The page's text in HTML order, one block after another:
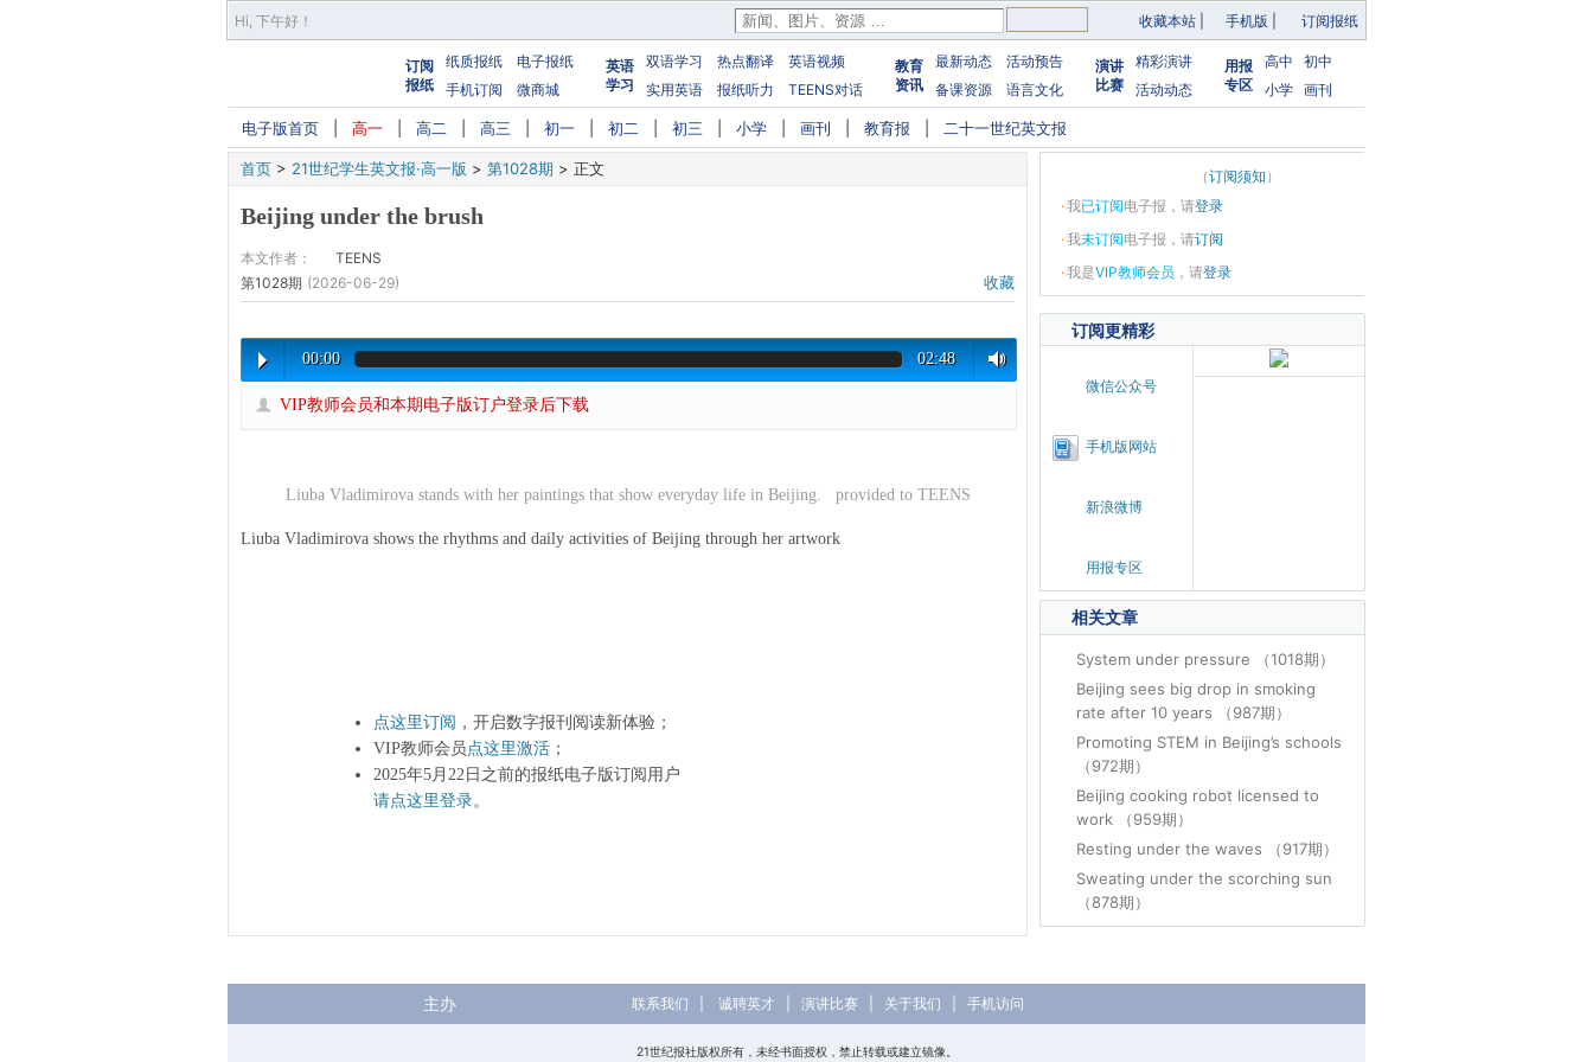
Hi, 下午好 ！ 收藏本站 手机版 订阅报纸
订阅
报纸
纸质报纸
电子报纸
手机订阅
微商城
英语
学习
双语学习 热点翻译
英语视频
实用英语
报纸听力 TEENS对话
教育
资讯
最新动态
活动预告
备课资源
语言文化
演讲
比赛
精彩演讲
活动动态
用报
专区
高中
初中
小学 画刊
电子版首页 高一 高二 高三 初一 初二 初三 小学 画刊 教育报 二十一世纪英文报
首页 > 21世纪学生英文报·高一版 > 第1028期 > 正文
Beijing under the brush
本文作者：
TEENS
第1028期 (2026-06-29) 收藏
00:00 02:48
VIP教师会员和本期电子版订户登录后下载
Liuba Vladimirova stands with her paintings that show everyday life in Beijing. provided to TEENS
Liuba Vladimirova shows the rhythms and daily activities of Beijing through her artwork
点这里订阅 ，开启数字报刊阅读新体验；
VIP教师会员点这里激活 ；
2025年5月22日之前的报纸电子版订阅用户
请点这里登录。
（订阅须知 ）
·我已订阅电子报，请登录
·我未订阅电子报，请订阅
·我是VIP教师会员 ，请登录
订阅更精彩
微信公众号
手机版网站
新浪微博
用报专区
相关文章
System under pressure （1018期）
Beijing sees big drop in smoking
rate after 10 years （987期）
Promoting STEM in Beijing’s schools
（972期）
Beijing cooking robot licensed to
work （959期）
Resting under the waves （917期）
Sweating under the scorching sun
（878期）
主办 联系我们 诚聘英才| 演讲比赛| 关于我们 手机访问
21世纪报社版权所有，未经书面授权，禁止转载或建立镜像。